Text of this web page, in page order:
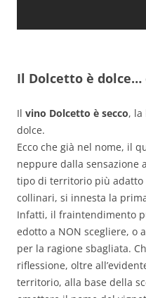
Il Dolcetto è dolce…
Il vino Dolcetto è secco, la
dolce.
Ecco che già nel nome, il
neppure dalla sensazione
tipo di territorio più adatto
collinari, si innesta la
Infatti, il fraintendimento
edotto a NON scegliere, o
per la ragione sbagliata.
riflessione, oltre
territorio, alla base della